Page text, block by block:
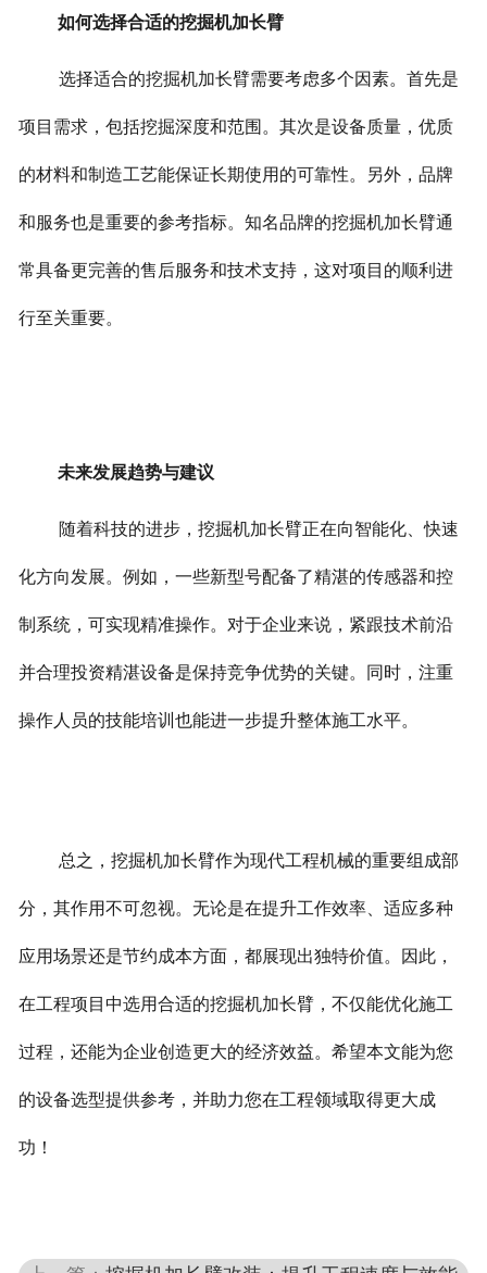
如何选择合适的挖掘机加长臂
选择适合的挖掘机加长臂需要考虑多个因素。首先是
项目需求，包括挖掘深度和范围。其次是设备质量，优质
的材料和制造工艺能保证长期使用的可靠性。 另外，品牌
和服务也是重要的参考指标。知名品牌的挖掘机加长臂通
常具备更完善的售后服务和技术支持，这对项目的顺利进
行至关重要。
未来发展趋势与建议
随着科技的进步，挖掘机加长臂正在向智能化、快速
化方向发展。例如，一些新型号配备了精湛的传感器和控
制系统，可实现精准操作。 对于企业来说，紧跟技术前沿
并合理投资精湛设备是保持竞争优势的关键。同时，注重
操作人员的技能培训也能进一步提升整体施工水平。
总之，挖掘机加长臂作为现代工程机械的重要组成部
分，其作用不可忽视。无论是在提升工作效率、适应多种
应用场景还是节约成本方面，都展现出独特价值。 因此，
在工程项目中选用合适的挖掘机加长臂，不仅能优化施工
过程，还能为企业创造更大的经济效益。希望本文能为您
的设备选型提供参考，并助力您在工程领域取得更大成
功！